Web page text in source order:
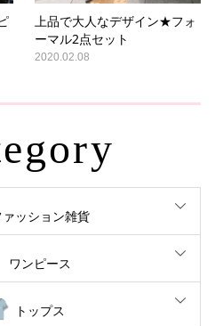
上品で大人なデザイン★フォ
ーマル2点セット
2020.02.08
ァッション雑貨
ワンピース
トップス